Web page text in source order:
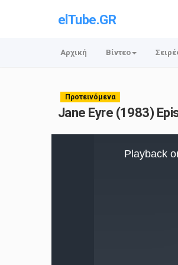
elTube.GR
Αρχική Βίντεο
Προτεινόμενα
Jane Eyre (1983)
Playback